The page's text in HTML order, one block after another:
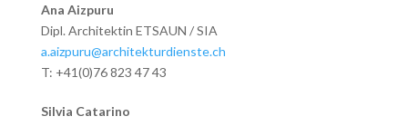
Ana Aizpuru
Dipl. Architektin ETSAUN / SIA
a.aizpuru@architekturdienste.ch
T: +41(0)76 823 47 43
Silvia Catarino